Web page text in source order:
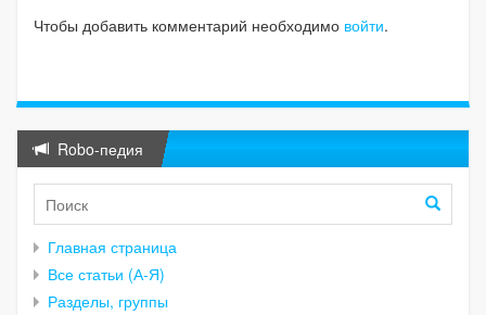
Чтобы добавить комментарий необходимо войти.
Robo-педия
Главная страница
Все статьи (А-Я)
Разделы, группы